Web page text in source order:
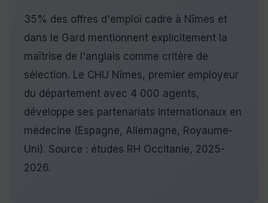
35% des offres d'emploi cadre à Nîmes et
dans le Gard mentionnent explicitement la
maîtrise de l'anglais comme critère de
sélection. Le CHU Nîmes, premier employeur
du département avec 4 000 agents,
développe ses partenariats internationaux en
médecine (Espagne, Allemagne, Royaume-
Uni). Source : études RH Occitanie, 2025-
2026.